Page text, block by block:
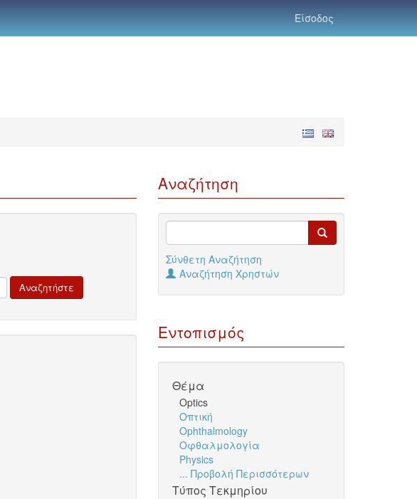
Είσοδος
Αναζήτηση
Σύνθετη Αναζήτηση
Αναζήτηση Χρηστών
Εντοπισμός
Θέμα
Optics
Οπτική
Ophthalmology
Οφθαλμολογία
Physics
... Προβολή Περισσότερων
Τύπος Τεκμηρίου